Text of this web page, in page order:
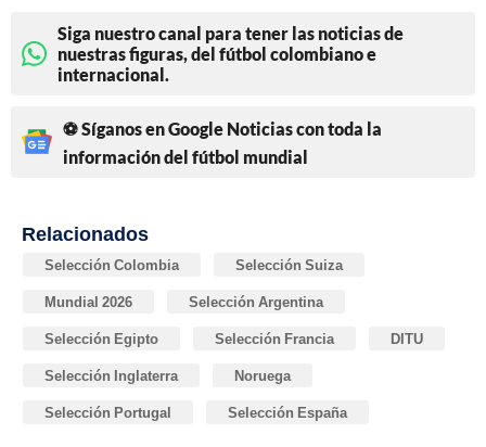
Siga nuestro canal para tener las noticias de
nuestras figuras, del fútbol colombiano e
internacional.
⚽ Síganos en Google Noticias con toda la
información del fútbol mundial
Relacionados
Selección Colombia Selección Suiza
Mundial 2026 Selección Argentina
Selección Egipto Selección Francia DITU
Selección Inglaterra Noruega
Selección Portugal Selección España